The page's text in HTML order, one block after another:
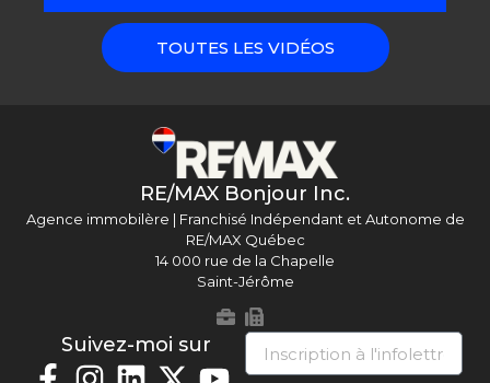
TOUTES LES VIDÉOS
RE/MAX Bonjour Inc.
Agence immobilère | Franchisé Indépendant et Autonome de
RE/MAX Québec
14 000 rue de la Chapelle
Saint-Jérôme
Suivez-moi sur